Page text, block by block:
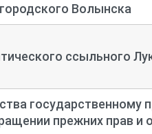
Волынска
ссыльного
государственному
прежних прав и